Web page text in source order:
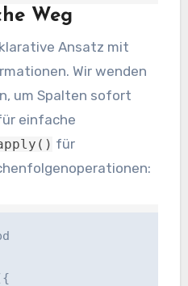
Weg
Ansatz mit
Wir wenden
um Spalten sofort
einfache
für